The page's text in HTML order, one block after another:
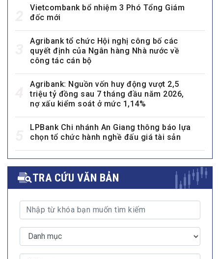
Vietcombank bổ nhiệm 3 Phó Tổng Giám
đốc mới
Agribank tổ chức Hội nghị công bố các
quyết định của Ngân hàng Nhà nước về
công tác cán bộ
Agribank: Nguồn vốn huy động vượt 2,5
triệu tỷ đồng sau 7 tháng đầu năm 2026,
nợ xấu kiểm soát ở mức 1,14%
LPBank Chi nhánh An Giang thông báo lựa
chọn tổ chức hành nghề đấu giá tài sản
TRA CỨU VĂN BẢN